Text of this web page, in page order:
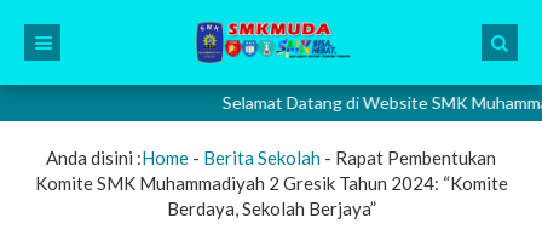
Selamat Datang di Website SMK
Anda disini :Home - Berita Sekolah - Rapat Pembentukan
Komite SMK Muhammadiyah 2 Gresik Tahun 2024: “Komite
Berdaya, Sekolah Berjaya”